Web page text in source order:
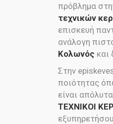
πρόβλημα
τεχνικών
επισκευή
ανάλογη
Κολωνός και
Στην
ποιότητας
είναι
ΤΕΧΝΙΚΟΙ